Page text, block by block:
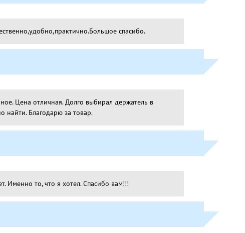
спасибо.
Цена отличная. Долго выбирал держатель в
найти. Благодарю за товар.
Именно то, что я хотел. Спасибо вам!!!